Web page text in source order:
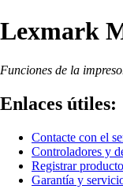
Lexmark
Funciones de la
Enlaces útiles:
Contacte con el
Controladores y
Registrar producto
Garantía y